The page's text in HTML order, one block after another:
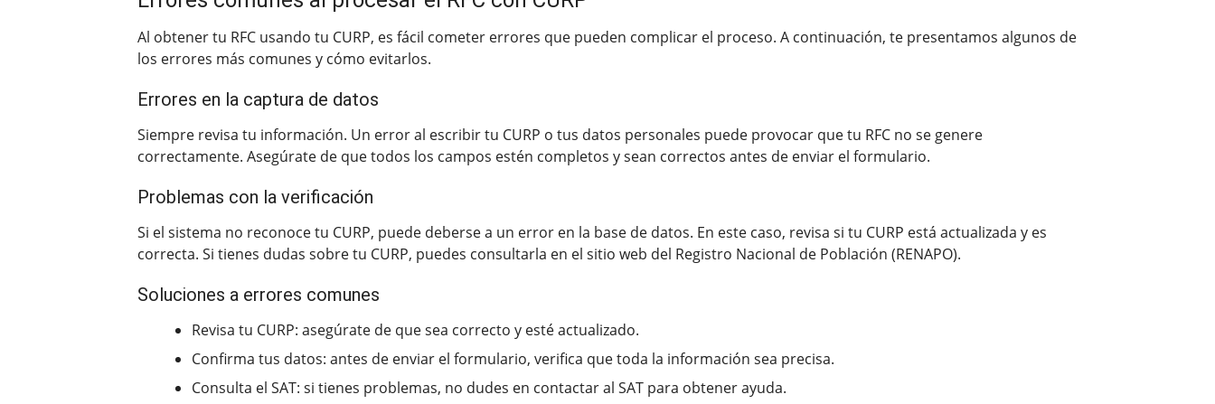
Al obtener tu RFC usando tu CURP, es fácil cometer errores que pueden complicar el proceso. A continuación, te presentamos algunos de
los errores más comunes y cómo evitarlos.
Errores en la captura de datos
Siempre revisa tu información. Un error al escribir tu CURP o tus datos personales puede provocar que tu RFC no se genere
correctamente. Asegúrate de que todos los campos estén completos y sean correctos antes de enviar el formulario.
Problemas con la verificación
Si el sistema no reconoce tu CURP, puede deberse a un error en la base de datos. En este caso, revisa si tu CURP está actualizada y es
correcta. Si tienes dudas sobre tu CURP, puedes consultarla en el sitio web del Registro Nacional de Población (RENAPO).
Soluciones a errores comunes
Revisa tu CURP: asegúrate de que sea correcto y esté actualizado.
Confirma tus datos: antes de enviar el formulario, verifica que toda la información sea precisa.
Consulta el SAT: si tienes problemas, no dudes en contactar al SAT para obtener ayuda.